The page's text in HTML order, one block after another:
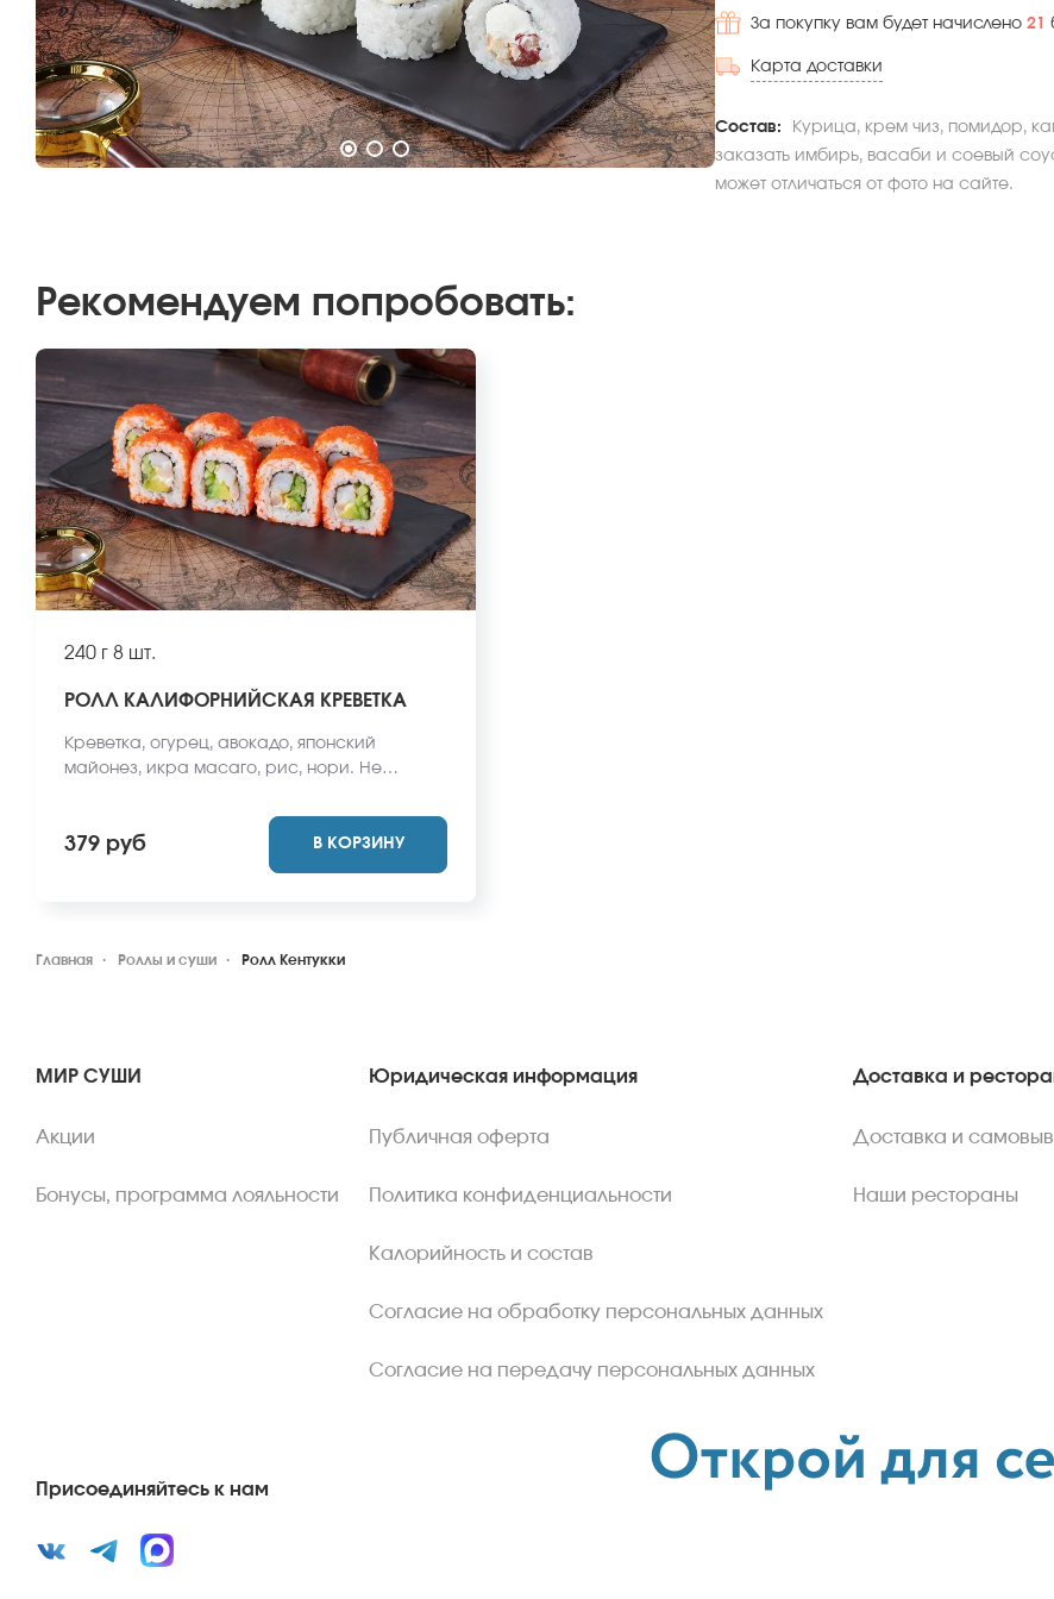
За покупку вам будет начислено 21
Карта доставки
Состав:
Курица, крем чиз, помидор,
заказать имбирь, васаби и соевый
может отличаться от фото на сайте.
Рекомендуем попробовать:
240 г 8 шт.
РОЛЛ КАЛИФОРНИЙСКАЯ КРЕВЕТКА
Креветка, огурец, авокадо, японский
майонез, икра масаго, рис, нори. Не
соус. Они не входят в стоимость заказа.
*Внешний вид блюда может отличаться от
379 руб В КОРЗИНУ
Главная Роллы и суши Ролл Кентукки
МИР СУШИ
Акции
Бонусы, программа лояльности
Юридическая информация
Публичная оферта
Политика конфиденциальности
Калорийность и состав
Согласие на обработку персональных данных
Согласие на передачу персональных данных
Доставка и
Доставка и
Наши рестораны
Присоединяйтесь к нам